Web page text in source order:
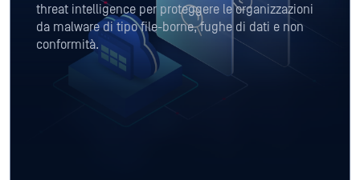
threat intelligence per proteggere le organizzazioni
da malware di tipo file-borne, fughe di dati e non
conformità.